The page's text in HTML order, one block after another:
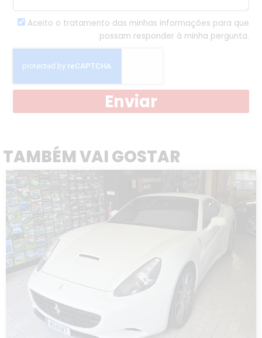
Aceito o tratamento das minhas informações para que
possam responder à minha pergunta.
Enviar
TAMBÉM VAI GOSTAR